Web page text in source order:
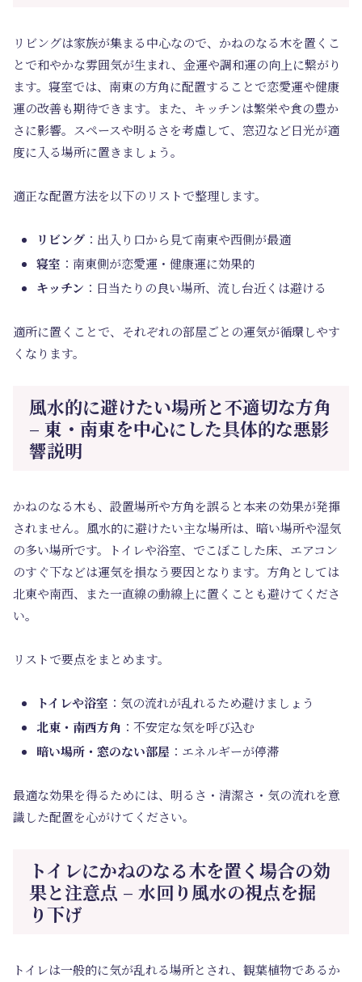
リビングは家族が集まる中心なので、かねのなる木を置くこ
とで和やかな雰囲気が生まれ、金運や調和運の向上に繋がり
ます。寝室では、南東の方角に配置することで恋愛運や健康
運の改善も期待できます。また、キッチンは繁栄や食の豊か
さに影響。スペースや明るさを考慮して、窓辺など日光が適
度に入る場所に置きましょう。
適正な配置方法を以下のリストで整理します。
リビング ：出入り口から見て南東や西側が最適
寝室 ：南東側が恋愛運・健康運に効果的
キッチン ：日当たりの良い場所、流し台近くは避ける
適所に置くことで、それぞれの部屋ごとの運気が循環しやす
くなります。
風水的に避けたい場所と不適切な方角
– 東・南東を中心にした具体的な悪影
響説明
かねのなる木も、設置場所や方角を誤ると本来の効果が発揮
されません。風水的に避けたい主な場所は、暗い場所や湿気
の多い場所です。トイレや浴室、でこぼこした床、エアコン
のすぐ下などは運気を損なう要因となります。方角としては
北東や南西、また一直線の動線上に置くことも避けてくださ
い。
リストで要点をまとめます。
トイレや浴室 ：気の流れが乱れるため避けましょう
北東・南西方角 ：不安定な気を呼び込む
暗い場所・窓のない部屋 ：エネルギーが停滞
最適な効果を得るためには、明るさ・清潔さ・気の流れを意
識した配置を心がけてください。
トイレにかねのなる木を置く場合の効
果と注意点 – 水回り風水の視点を掘
り下げ
トイレは一般的に気が乱れる場所とされ、観葉植物であるか